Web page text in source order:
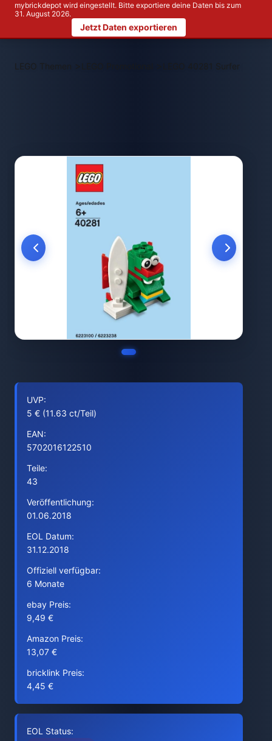
mybrickdepot wird eingestellt. Bitte exportiere deine Daten bis zum
31. August 2026.
Jetzt Daten exportieren
LEGO Themen > LEGO 40281 Surfer Dragon
UVP:
5 € (11.63 ct/Teil)
EAN:
5702016122510
Teile:
43
Veröffentlichung:
01.06.2018
EOL Datum:
31.12.2018
Offiziell verfügbar:
6 Monate
ebay Preis:
9,49 €
Amazon Preis:
13,07 €
bricklink Preis:
4,45 €
EOL Status: